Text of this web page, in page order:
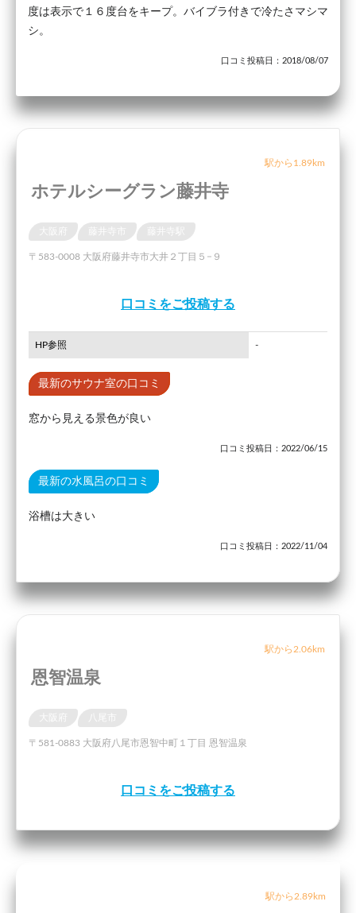
度は表示で１６度台をキープ。バイブラ付きで冷たさマシマ
シ。
口コミ投稿日：2018/08/07
駅から1.89km
ホテルシーグラン藤井寺
〒583-0008 大阪府藤井寺市大井２丁目５−９
口コミをご投稿する
HP参照 -
最新のサウナ室の口コミ
窓から見える景色が良い
口コミ投稿日：2022/06/15
最新の水風呂の口コミ
浴槽は大きい
口コミ投稿日：2022/11/04
駅から2.06km
恩智温泉
〒581-0883 大阪府八尾市恩智中町１丁目 恩智温泉
口コミをご投稿する
駅から2.89km